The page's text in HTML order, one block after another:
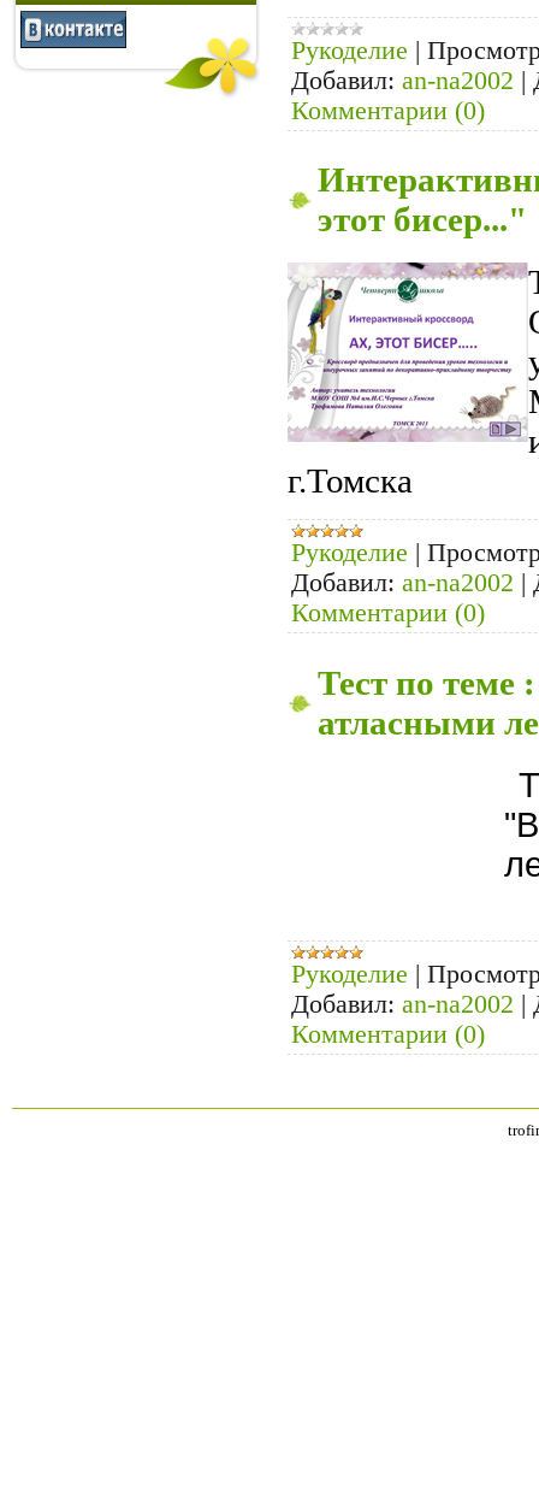
Рукоделие |
Добавил: an-na2002 |
Комментарии (0)
этот бисер..."
г.Томска
Рукоделие |
Добавил: an-na2002 |
Комментарии (0)
Тест по
атласными
Рукоделие |
Добавил: an-na2002 |
Комментарии (0)